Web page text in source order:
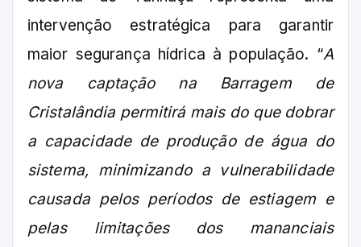
intervenção estratégica para garantir
maior segurança hídrica à população. “A
nova captação na Barragem de
Cristalândia permitirá mais do que dobrar
a capacidade de produção de água do
sistema, minimizando a vulnerabilidade
causada pelos períodos de estiagem e
pelas limitações dos mananciais